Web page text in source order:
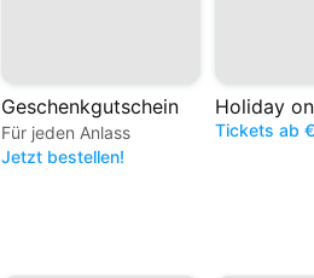
Geschenkgutschein
Für jeden Anlass
Jetzt bestellen!
Holiday
Tickets ab